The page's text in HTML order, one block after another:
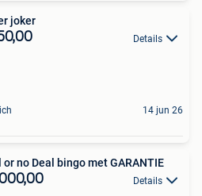
joker
Details
14 jun 26
or no Deal bingo met GARANTIE
Details